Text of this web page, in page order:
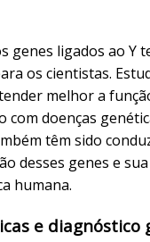
genes ligados ao Y
os cientistas.
melhor a
com doenças
têm sido
desses genes e
humana.
e diagnóstico